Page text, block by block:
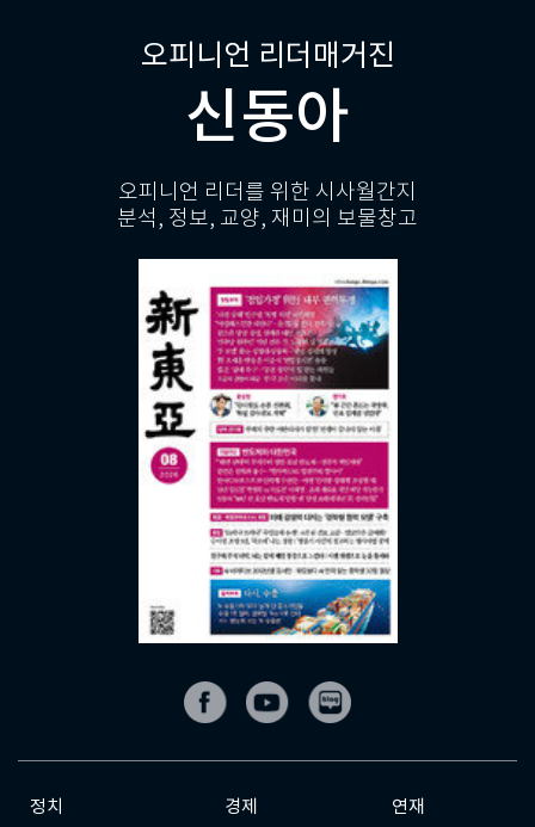
오피니언 리더매거진
신동아
오피니언 리더를 위한 시사월간지
분석, 정보, 교양, 재미의 보물창고
정치 경제
연재